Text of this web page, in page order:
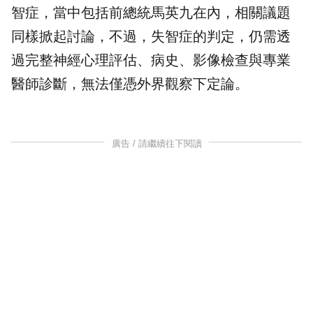
智症，當中包括前總統馬英九在內，相關議題
同樣掀起討論，不過，失智症的判定，仍需透
過完整神經心理評估、病史、影像檢查與專業
醫師診斷，無法僅憑外界觀察下定論。
廣告 / 請繼續往下閱讀